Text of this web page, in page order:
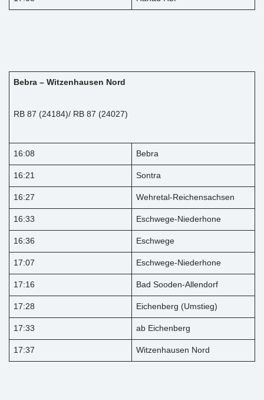
Bebra – Witzenhausen Nord
RB 87 (24184)/ RB 87 (24027)
16:08 Bebra
16:21 Sontra
16:27 Wehretal-Reichensachsen
16:33 Eschwege-Niederhone
16:36 Eschwege
17:07 Eschwege-Niederhone
17:16 Bad Sooden-Allendorf
17:28 Eichenberg (Umstieg)
17:33 ab Eichenberg
17:37 Witzenhausen Nord